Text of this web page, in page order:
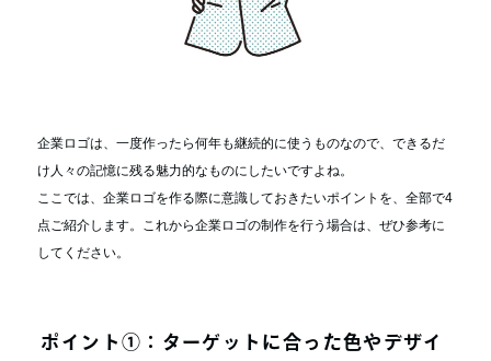
企業ロゴは、一度作ったら何年も継続的に使うものなので、できるだ
け人々の記憶に残る魅力的なものにしたいですよね。
ここでは、企業ロゴを作る際に意識しておきたいポイントを、全部で4
点ご紹介します。これから企業ロゴの制作を行う場合は、ぜひ参考に
してください。
ポイント①：ターゲットに合った色やデザイ